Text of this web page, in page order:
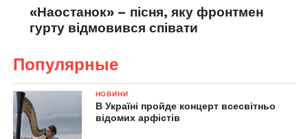
«Наостанок» – пісня, яку фронтмен
гурту відмовився співати
Популярные
НОВИНИ
В Україні пройде концерт всесвітньо
відомих арфістів